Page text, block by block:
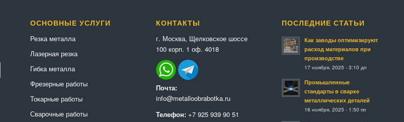
ОСНОВНЫЕ УСЛУГИ
Резка металла
Лазерная резка
Гибка металла
Фрезерные работы
Токарные работы
Сварочные работы
КОНТАКТЫ
г. Москва, Щелковское шоссе
100 корп. 1 оф. 4018
Почта:
info@metalloobrabotka.ru
Телефон: +7 925 939 90 51
ПОСЛЕДНИЕ СТАТЬИ
Как заводы оптимизируют
расход материалов при
производстве
17 ноября, 2025 - 3:10 дп
Промышленные
стандарты в сварке
металлических деталей
16 ноября, 2025 - 1:50 пп